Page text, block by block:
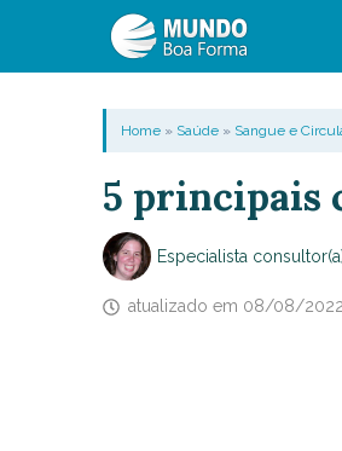
Home» Saúde» Sangue e
5 principais
Especialista
atualizado em 08/08/2022